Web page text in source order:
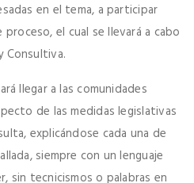
en el tema, a participar
el cual se llevará a cabo
Consultiva.
llegar a las comunidades
de las medidas legislativas
explicándose cada una de
siempre con un lenguaje
sin tecnicismos o palabras en